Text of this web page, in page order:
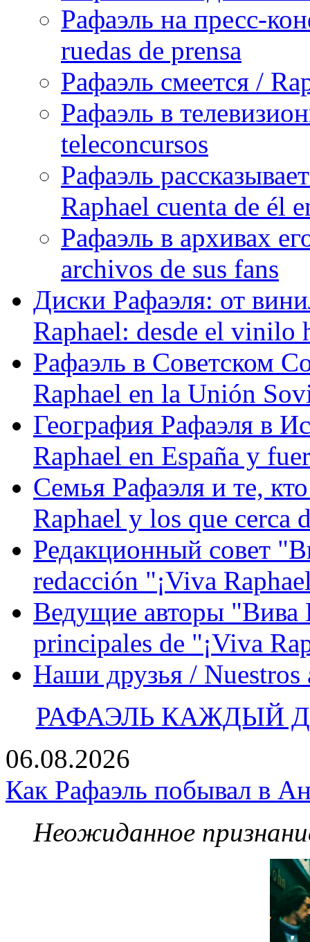
Рафаэль на пресс-
ruedas de prensa
Рафаэль смеется /
Рафаэль в
teleconcursos
Рафаэль
Raphael cuenta de él
Рафаэль в архивах
archivos de sus fans
Диски Рафаэля: от
Raphael: desde el vinilo
Рафаэль в Советском
Raphael en la Unión
География Рафаэля в
Raphael en España y
Семья Рафаэля и те,
Raphael y los que cerca
Редакционный совет
redacción "¡Viva
Ведущие авторы "Вива
principales de "¡Viva
Наши друзья / Nuestros
РАФАЭЛЬ КАЖДЫЙ
06.08.2026
Как Рафаэль побывал в
Неожиданное